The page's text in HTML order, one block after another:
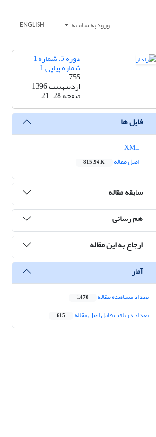
ورود به سامانه ENGLISH
دوره 5، شماره 1 -
شماره پیاپی 1
755
اردیبهشت 1396
صفحه21-28
فایل ها
اصل مقاله
815.94 K
سابقه مقاله
هم رسانی
ارجاع به این مقاله
آمار
تعداد مشاهده مقاله 1,470
تعداد دریافت فایل اصل مقاله 615